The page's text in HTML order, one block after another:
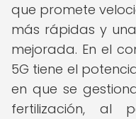
que promete
más rápidas y
mejorada. En el
5G tiene el
en que se
fertilización, al